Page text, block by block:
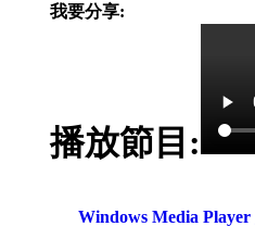
我要分享:
播放節目:
Windows Media